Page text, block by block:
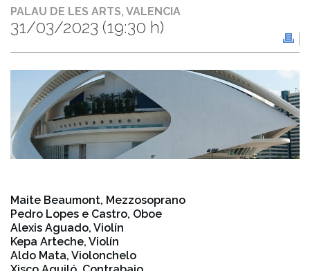
PALAU DE LES ARTS, VALENCIA
31/03/2023 (19:30 h)
Maite Beaumont, Mezzosoprano
Pedro Lopes e Castro, Oboe
Alexis Aguado, Violín
Kepa Arteche, Violín
Aldo Mata, Violonchelo